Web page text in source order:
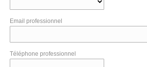
Email professionnel
Téléphone professionnel